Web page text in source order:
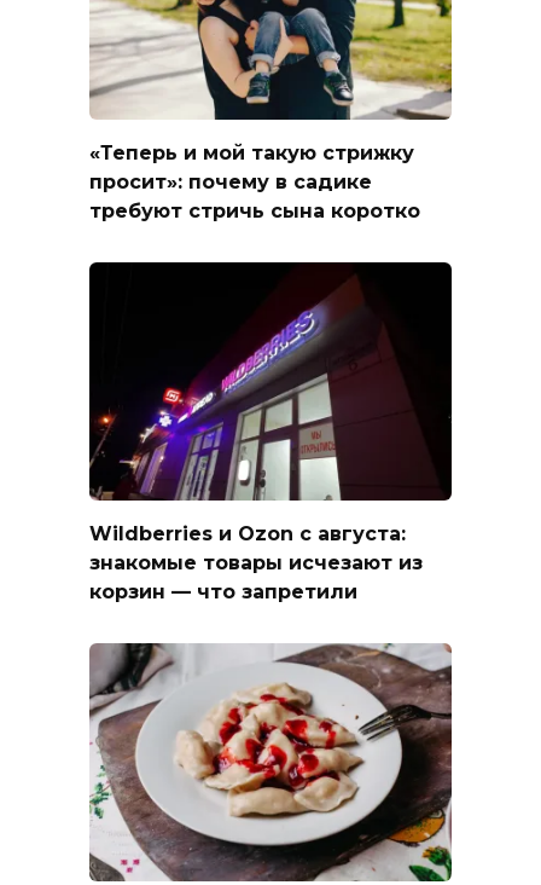
«Теперь и мой такую стрижку
просит»: почему в садике
требуют стричь сына коротко
Wildberries и Ozon с августа:
знакомые товары исчезают из
корзин — что запретили